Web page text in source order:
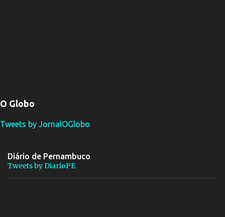
O Globo
Tweets by JornalOGlobo
Diário de Pernambuco
Tweets by DiarioPE